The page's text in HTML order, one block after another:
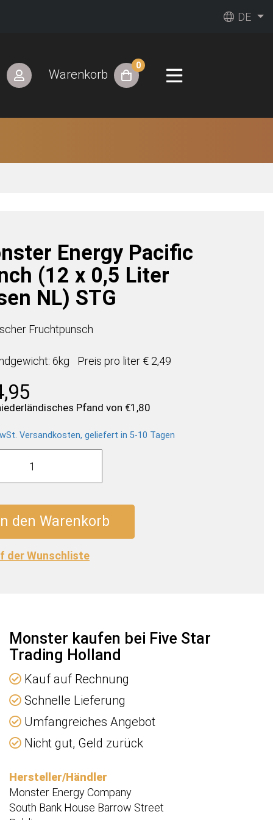
DE
Warenkorb
0
Energy Pacific
(12 x 0,5 Liter
NL) STG
Fruchtpunsch
6kg Preis pro liter € 2,49
Pfand von €1,80
Versandkosten, geliefert in 5-10 Tagen
den Warenkorb
der Wunschliste
Monster kaufen bei Five Star
Trading Holland
Kauf auf Rechnung
Schnelle Lieferung
Umfangreiches Angebot
Nicht gut, Geld zurück
Hersteller/Händler
Monster Energy Company
South Bank House Barrow Street